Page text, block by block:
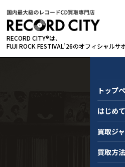
RECORD CITY®は、
FUJI ROCK FESTIVAL’26のオフィシャルサ
トップ
はじめ
買取ジ
買取方法
コラ